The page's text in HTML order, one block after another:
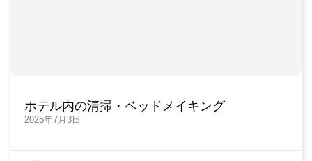
2025年7月3日
ホテル内の清掃・ベッドメイキング